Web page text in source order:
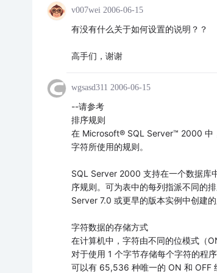
v007wei 2006-06-15
有没有什么关于如何设置的说明？？
高手们，谢谢
wgsasd311 2006-06-15
--请参考
排序规则
在 Microsoft® SQL Server™ 2000 中
字符所使用的规则。
SQL Server 2000 支持在一个数据库
序规则。可为表中的每列指派不同的
Server 7.0 或更早的版本实例中创建
字符数据的存储方式
在计算机中，字符由不同的位模式（
对于使用 1 个字节存储每个字符的程
可以有 65,536 种唯一的 ON 和 OFF